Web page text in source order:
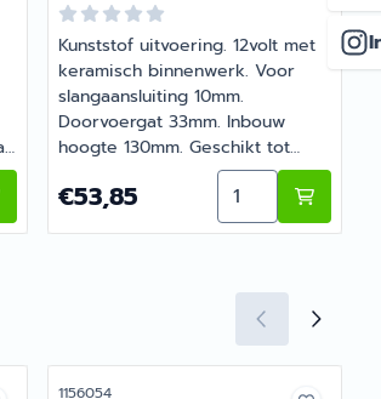
Uittrekbaar
voor Comet Mengkraan Stilo High
Kunststof uitvoering. 12volt met
keramisch binnenwerk. Voor
slangaansluiting 10mm.
Doorvoergat 33mm. Inbouw
hoogte 130mm. Geschikt tot
3bar. | Comet Mengkraan Parma
Knaus | Artikelnummer 1155005
Prijs: 53,85
€53,85 Aantal kiezen
Artikelnummer
1156054